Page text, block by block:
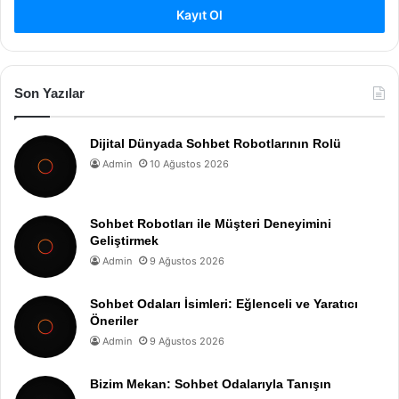
Kayıt Ol
Son Yazılar
Dijital Dünyada Sohbet Robotlarının Rolü
Admin 10 Ağustos 2026
Sohbet Robotları ile Müşteri Deneyimini
Geliştirmek
Admin 9 Ağustos 2026
Sohbet Odaları İsimleri: Eğlenceli ve Yaratıcı
Öneriler
Admin 9 Ağustos 2026
Bizim Mekan: Sohbet Odalarıyla Tanışın